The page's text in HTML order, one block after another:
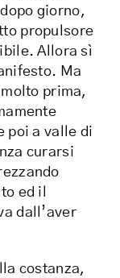
giorno,
propulsore
Allora sì
Ma
prima,
poi a valle di
curarsi
ed il
dall’aver
costanza,